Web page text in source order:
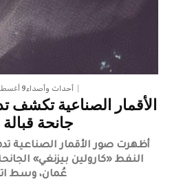
أحداث وأصداء9 أغسطس، 2026
الأقمار الصناعية تكشف
جانحة
أظهرت صور الأقمار الصناعية
النفط «كارولين بيزنغي»
عُمان، وسط